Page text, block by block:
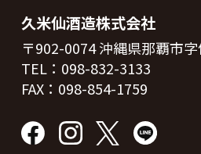
久米仙酒造株式会社
〒902-0074 沖縄県那覇市
TEL： 098-832-3133
FAX：098-854-1759